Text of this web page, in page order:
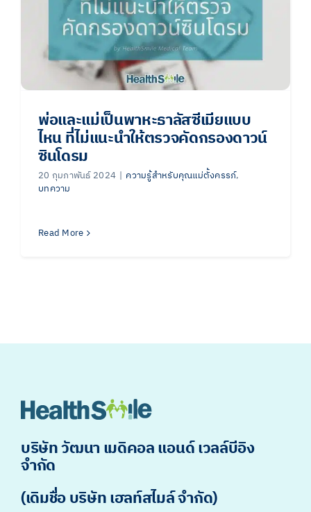
พ่อและแม่เป็นพาหะธาลัสซีเมียแบบ
ไหน ที่ไม่แนะนำให้ตรวจคัดกรองดาวน์
ซินโดรม
20 กุมภาพันธ์ 2024 | ความรู้สำหรับคุณแม่ตั้งครรภ์,
บทความ
Read More
บริษัท วัฒนา เมดิคอล แอนด์ เวลล์บีอิง
จำกัด
(เดิมชื่อ บริษัท เฮลท์สไมล์ จำกัด)